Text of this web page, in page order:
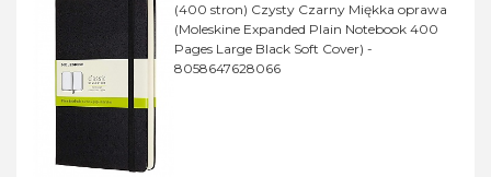
(400 stron) Czysty Czarny Miękka oprawa
(Moleskine Expanded Plain Notebook 400
Pages Large Black Soft Cover) -
8058647628066